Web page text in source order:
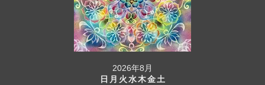
2026年8月
日 月 火水木金土